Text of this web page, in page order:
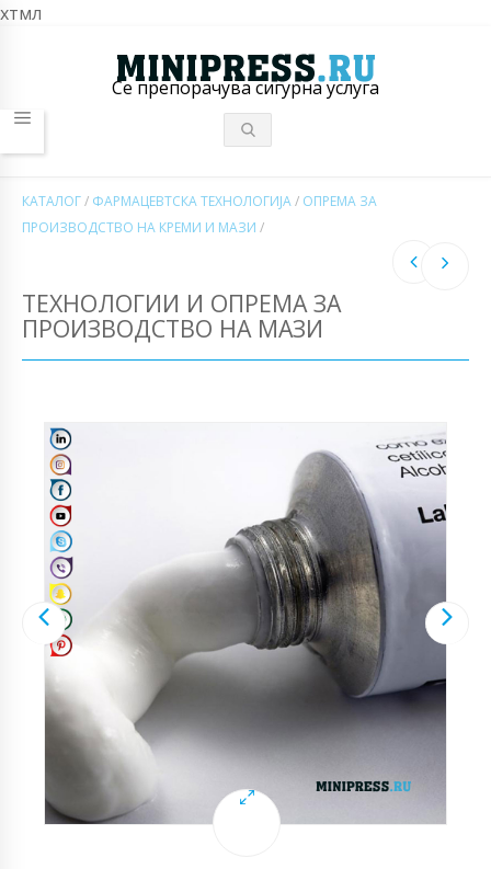
хтмл
Се препорачува сигурна услуга
КАТАЛОГ/ ФАРМАЦЕВТСКА ТЕХНОЛОГИЈА/ ОПРЕМА ЗА
ПРОИЗВОДСТВО НА КРЕМИ И МАЗИ /
ТЕХНОЛОГИИ И ОПРЕМА ЗА
ПРОИЗВОДСТВО НА МАЗИ